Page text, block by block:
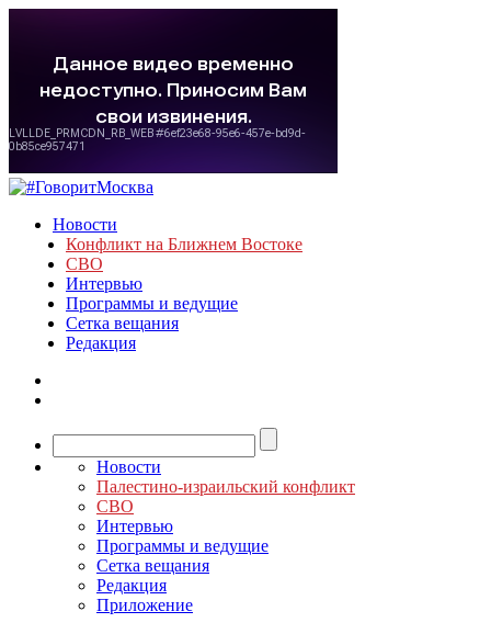
Новости
Конфликт на Ближнем Востоке
СВО
Интервью
Программы и ведущие
Сетка вещания
Редакция
Новости
Палестино-израильский конфликт
СВО
Интервью
Программы и ведущие
Сетка вещания
Редакция
Приложение